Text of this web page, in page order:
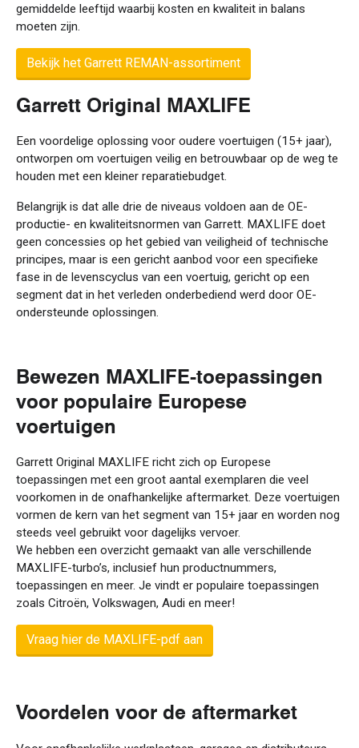
gemiddelde leeftijd waarbij kosten en kwaliteit in balans
moeten zijn.
Bekijk het Garrett REMAN-assortiment
Garrett Original MAXLIFE
Een voordelige oplossing voor oudere voertuigen (15+ jaar),
ontworpen om voertuigen veilig en betrouwbaar op de weg te
houden met een kleiner reparatiebudget.
Belangrijk is dat alle drie de niveaus voldoen aan de OE-
productie- en kwaliteitsnormen van Garrett. MAXLIFE doet
geen concessies op het gebied van veiligheid of technische
principes, maar is een gericht aanbod voor een specifieke
fase in de levenscyclus van een voertuig, gericht op een
segment dat in het verleden onderbediend werd door OE-
ondersteunde oplossingen.
Bewezen MAXLIFE-toepassingen
voor populaire Europese
voertuigen
Garrett Original MAXLIFE richt zich op Europese
toepassingen met een groot aantal exemplaren die veel
voorkomen in de onafhankelijke aftermarket. Deze voertuigen
vormen de kern van het segment van 15+ jaar en worden nog
steeds veel gebruikt voor dagelijks vervoer.
We hebben een overzicht gemaakt van alle verschillende
MAXLIFE-turbo’s, inclusief hun productnummers,
toepassingen en meer. Je vindt er populaire toepassingen
zoals Citroën, Volkswagen, Audi en meer!
Vraag hier de MAXLIFE-pdf aan
Voordelen voor de aftermarket